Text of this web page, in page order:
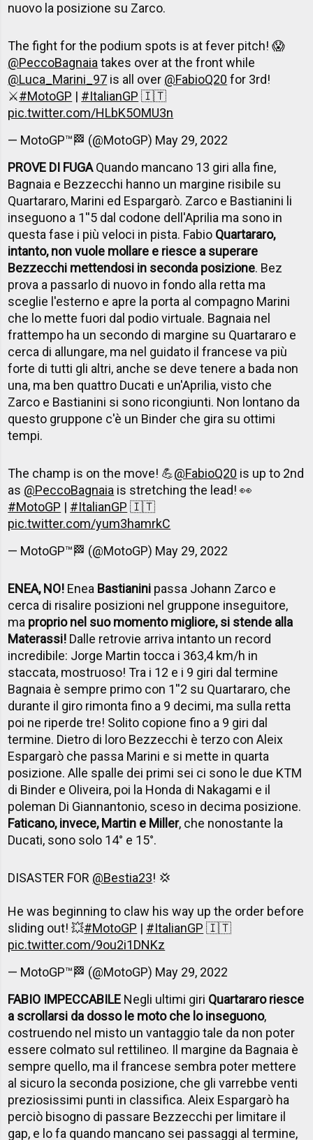
nuovo la posizione su Zarco.
The fight for the podium spots is at fever pitch! 😱
@PeccoBagnaiatakes over at the front while
@Luca_Marini_97 is all over @FabioQ20 for 3rd!
⚔️#MotoGP | #ItalianGP 🇮🇹
pic.twitter.com/HLbK5OMU3n
— MotoGP™🏁 (@MotoGP) May 29, 2022
PROVE DI FUGAQuando mancano 13 giri alla fine,
Bagnaia e Bezzecchi hanno un margine risibile su
Quartararo, Marini ed Espargarò. Zarco e Bastianini li
inseguono a 1''5 dal codone dell'Aprilia ma sono in
questa fase i più veloci in pista. Fabio Quartararo,
intanto, non vuole mollare e riesce a superare
Bezzecchi mettendosi in seconda posizione. Bez
prova a passarlo di nuovo in fondo alla retta ma
sceglie l'esterno e apre la porta al compagno Marini
che lo mette fuori dal podio virtuale. Bagnaia nel
frattempo ha un secondo di margine su Quartararo e
cerca di allungare, ma nel guidato il francese va più
forte di tutti gli altri, anche se deve tenere a bada non
una, ma ben quattro Ducati e un'Aprilia, visto che
Zarco e Bastianini si sono ricongiunti. Non lontano da
questo gruppone c'è un Binder che gira su ottimi
tempi.
The champ is on the move! 💪@FabioQ20 is up to 2nd
as @PeccoBagnaia is stretching the lead! 👀
#MotoGP | #ItalianGP 🇮🇹
pic.twitter.com/yum3hamrkC
— MotoGP™🏁 (@MotoGP) May 29, 2022
ENEA, NO! Enea Bastianini passa Johann Zarco e
cerca di risalire posizioni nel gruppone inseguitore,
ma proprio nel suo momento migliore, si stende alla
Materassi! Dalle retrovie arriva intanto un record
incredibile: Jorge Martin tocca i 363,4 km/h in
staccata, mostruoso! Tra i 12 e i 9 giri dal termine
Bagnaia è sempre primo con 1''2 su Quartararo, che
durante il giro rimonta fino a 9 decimi, ma sulla retta
poi ne riperde tre! Solito copione fino a 9 giri dal
termine. Dietro di loro Bezzecchi è terzo con Aleix
Espargarò che passa Marini e si mette in quarta
posizione. Alle spalle dei primi sei ci sono le due KTM
di Binder e Oliveira, poi la Honda di Nakagami e il
poleman Di Giannantonio, sceso in decima posizione.
Faticano, invece, Martin e Miller, che nonostante la
Ducati, sono solo 14° e 15°.
DISASTER FOR @Bestia23! 💢
He was beginning to claw his way up the order before
sliding out! 💥#MotoGP | #ItalianGP 🇮🇹
pic.twitter.com/9ou2i1DNKz
— MotoGP™🏁 (@MotoGP) May 29, 2022
FABIO IMPECCABILE Negli ultimi giri Quartararo riesce
a scrollarsi da dosso le moto che lo inseguono,
costruendo nel misto un vantaggio tale da non poter
essere colmato sul rettilineo. Il margine da Bagnaia è
sempre quello, ma il francese sembra poter mettere
al sicuro la seconda posizione, che gli varrebbe venti
preziosissimi punti in classifica. Aleix Espargarò ha
perciò bisogno di passare Bezzecchi per limitare il
gap, e lo fa quando mancano sei passaggi al termine,